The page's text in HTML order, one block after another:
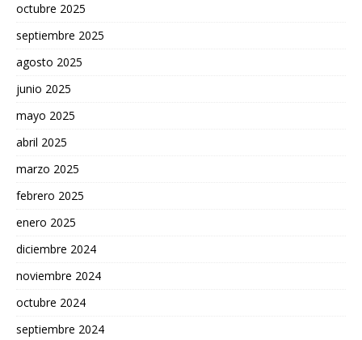
octubre 2025
septiembre 2025
agosto 2025
junio 2025
mayo 2025
abril 2025
marzo 2025
febrero 2025
enero 2025
diciembre 2024
noviembre 2024
octubre 2024
septiembre 2024